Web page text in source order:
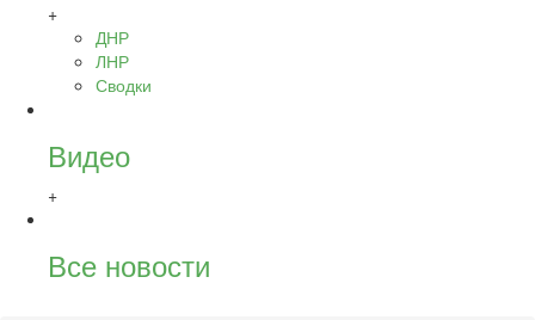
+
ДНР
ЛНР
Сводки
Видео
+
Все новости